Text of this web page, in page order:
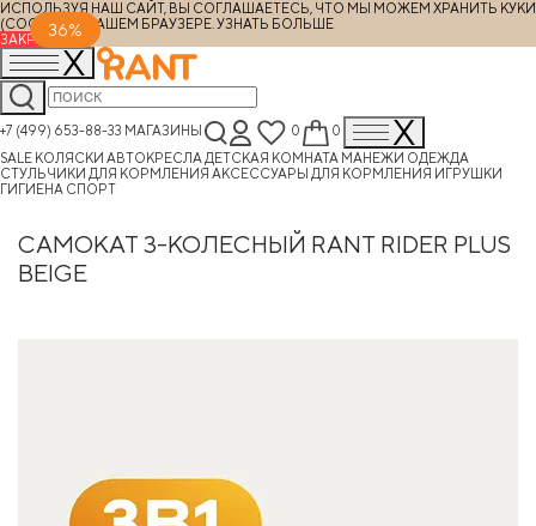
ИСПОЛЬЗУЯ НАШ САЙТ, ВЫ СОГЛАШАЕТЕСЬ, ЧТО МЫ МОЖЕМ ХРАНИТЬ КУКИ
(COOKIES) В ВАШЕМ БРАУЗЕРЕ. УЗНАТЬ БОЛЬШЕ
ЗАКРЫТЬ
+7 (499) 653-88-33 МАГАЗИНЫ 0
0
SALE КОЛЯСКИ АВТОКРЕСЛА ДЕТСКАЯ КОМНАТА МАНЕЖИ ОДЕЖДА
СТУЛЬЧИКИ ДЛЯ КОРМЛЕНИЯ АКСЕССУАРЫ ДЛЯ КОРМЛЕНИЯ ИГРУШКИ
ГИГИЕНА СПОРТ
САМОКАТ 3-КОЛЕСНЫЙ RANT RIDER PLUS
BEIGE
36%